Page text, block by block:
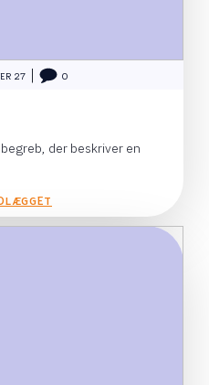
27 0
der beskriver en